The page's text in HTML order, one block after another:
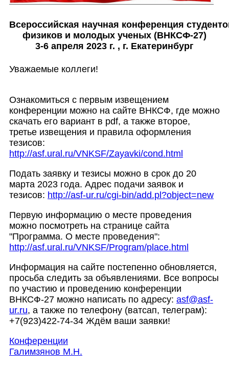
Всероссийская научная конференция
физиков и молодых ученых (ВНКСФ-27)
3-6 апреля 2023 г. , г. Екатеринбург
Уважаемые коллеги!
Ознакомиться с первым извещением
конференции можно на сайте ВНКСФ, где можно
скачать его вариант в pdf, а также второе,
третье извещения и правила оформления
тезисов:
http://asf.ural.ru/VNKSF/Zayavki/cond.html
Подать заявку и тезисы можно в срок до 20
марта 2023 года. Адрес подачи заявок и
тезисов: http://asf-ur.ru/cgi-bin/add.pl?object=new
Первую информацию о месте проведения
можно посмотреть на странице сайта
"Программа. О месте проведения":
http://asf.ural.ru/VNKSF/Program/place.html
Информация на сайте постепенно обновляется,
просьба следить за объявлениями. Все вопросы
по участию и проведению конференции
ВНКСФ-27 можно написать по адресу: asf@asf-
ur.ru, а также по телефону (ватсап, телеграм):
+7(923)422-74-34 Ждём ваши заявки!
Конференции
Галимзянов М.Н.